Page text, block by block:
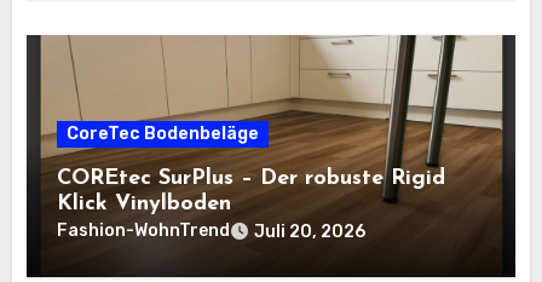
CoreTec Bodenbeläge
COREtec SurPlus – Der robuste Rigid
Klick Vinylboden
Fashion-WohnTrend Juli 20, 2026